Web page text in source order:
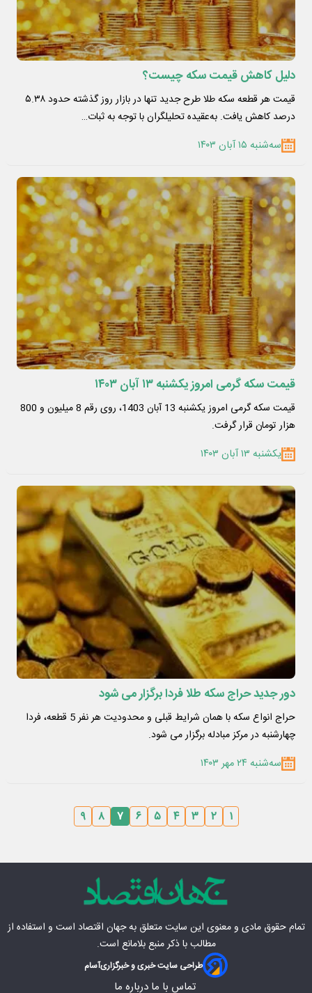
دلیل کاهش قیمت سکه چیست؟
قیمت هر قطعه سکه طلا طرح جدید تنها در بازار روز گذشته حدود ۵.۳۸
درصد کاهش یافت. به‌عقیده تحلیلگران با توجه به ثبات…
سه‌شنبه ۱۵ آبان ۱۴۰۳
قیمت سکه گرمی امروز یکشنبه ۱۳ آبان ۱۴۰۳
قیمت سکه گرمی امروز یکشنبه 13 آبان 1403، روی رقم 8 میلیون ‌و 800
هزار تومان قرار گرفت.
یکشنبه ۱۳ آبان ۱۴۰۳
دور جدید حراج سکه طلا فردا برگزار می شود
حراج انواع سکه با همان شرایط قبلی و محدودیت هر نفر 5 قطعه، فردا
چهارشنبه در مرکز مبادله برگزار می شود.
سه‌شنبه ۲۴ مهر ۱۴۰۳
۱ ۲ ۳ ۴ ۵ ۶ ۷ ۸ ۹
تمام حقوق مادی‌ و معنوی این سایت متعلق بهجهان اقتصاد است و استفاده از
مطالب با ذکر منبع بلامانع است.
طراحی سایت خبری و خبرگزاریآسام
تماس با ما درباره ما